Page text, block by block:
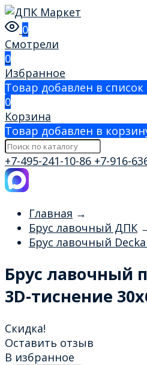
0
Смотрели
0
Избранное
Товар добавлен в
0
Корзина
Товар добавлен в
+7-495-241-10-86 +7-916-
Главная →
Брус лавочный ДПК
Брус лавочный
Брус лавочный
3D-тиснение
Скидка!
Оставить отзыв
В избранное